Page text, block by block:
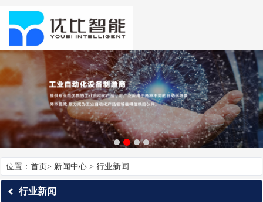
位置： 首页> 新闻中心 > 行业新闻
行业新闻